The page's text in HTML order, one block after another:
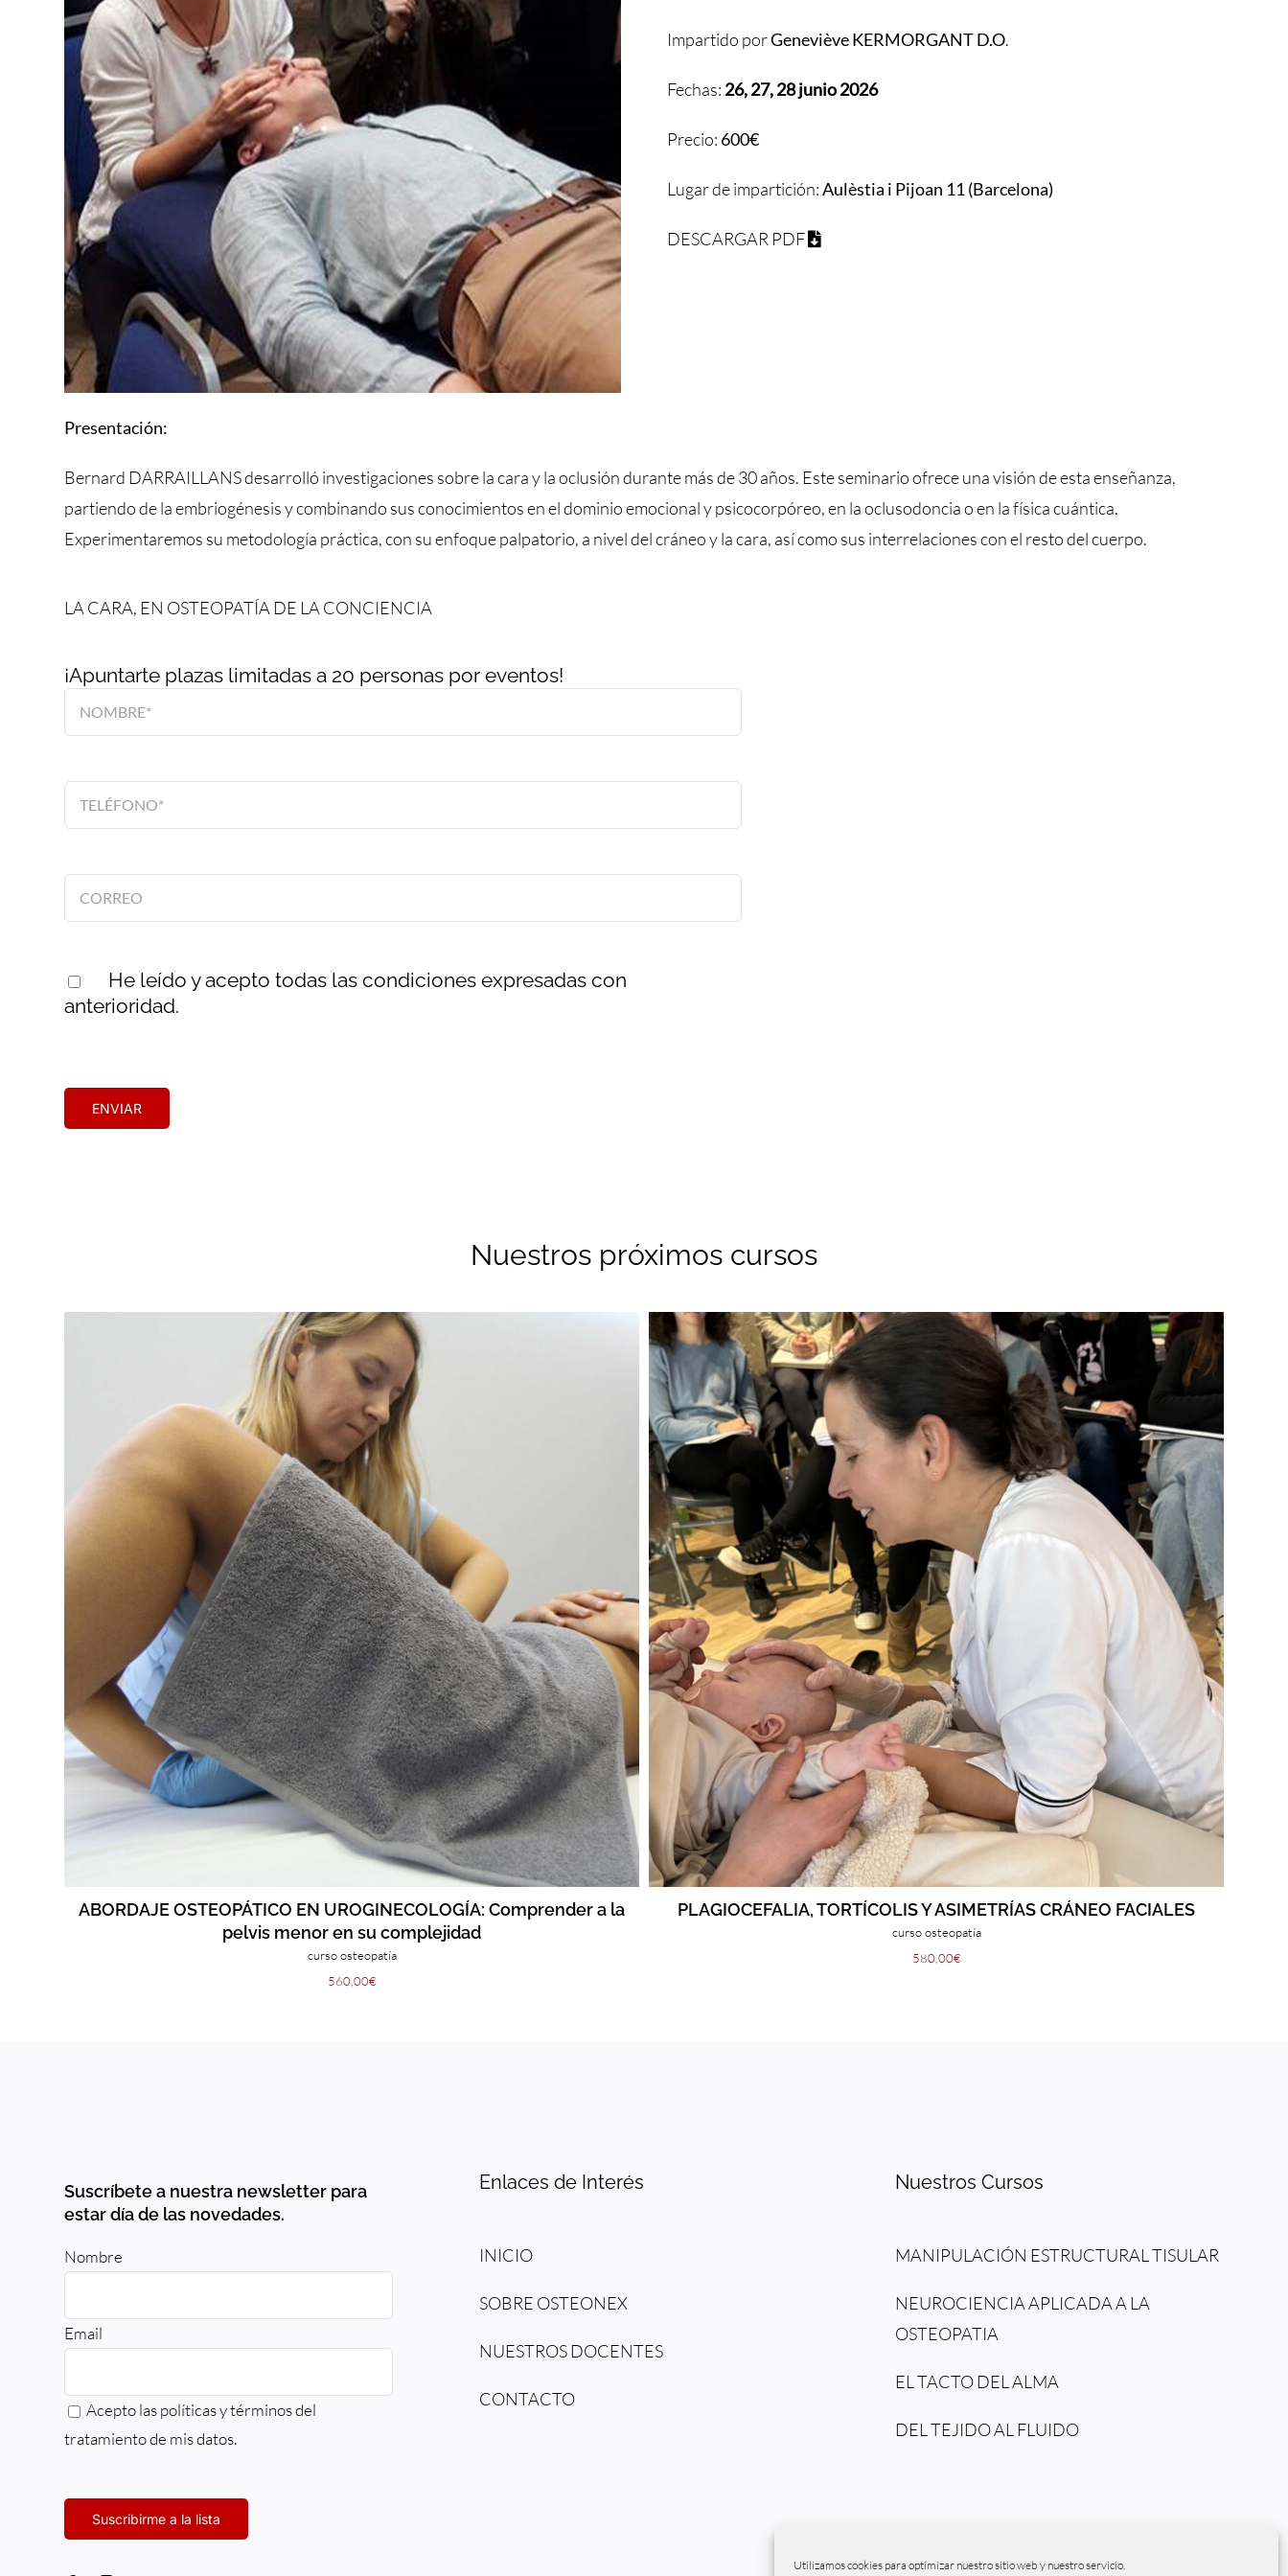
Utilizamos cookies para optimizar nuestro sitio web y nuestro servicio.
Impartido porGeneviève KERMORGANT D.O.
Fechas: 26, 27, 28 junio 2026
Precio: 600€
Lugar de impartición:Aulèstia i Pijoan 11 (Barcelona)
DESCARGAR PDF
Presentación:
Bernard DARRAILLANS desarrolló investigaciones sobre la cara y la oclusión durante más de 30 años. Este seminario ofrece una visión de esta enseñanza,
partiendo de la embriogénesis y combinando sus conocimientos en el dominio emocional y psicocorpóreo, en la oclusodoncia o en la física cuántica.
Experimentaremos su metodología práctica, con su enfoque palpatorio, a nivel del cráneo y la cara, así como sus interrelaciones con el resto del cuerpo.
LA CARA, EN OSTEOPATÍA DE LA CONCIENCIA
¡Apuntarte plazas limitadas a 20 personas por eventos!
He leído y acepto todas las condiciones expresadas con
anterioridad.
Nuestros próximos cursos
ABORDAJE OSTEOPÁTICO EN UROGINECOLOGÍA: Comprender a la
pelvis menor en su complejidad
curso osteopatía
560,00€
PLAGIOCEFALIA, TORTÍCOLIS Y ASIMETRÍAS CRÁNEO FACIALES
curso osteopatía
580,00€
Suscríbete a nuestra newsletter para
estar día de las novedades.
Nombre
Email
Acepto las políticas y términos del
tratamientode mis datos.
Enlaces de Interés
INICIO
SOBRE OSTEONEX
NUESTROS DOCENTES
CONTACTO
Nuestros Cursos
MANIPULACIÓN ESTRUCTURAL TISULAR
NEUROCIENCIA APLICADA A LA
OSTEOPATIA
EL TACTO DEL ALMA
DEL TEJIDO AL FLUIDO